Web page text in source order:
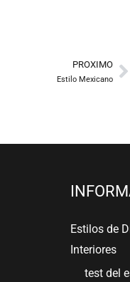
PROXIMO
Estilo Mexicano
Estilos de
Interiores
test del